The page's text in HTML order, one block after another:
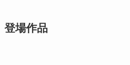
登場作品